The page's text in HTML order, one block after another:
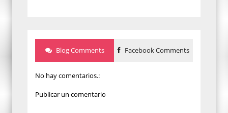
Blog Comments Facebook Comments
No hay comentarios.:
Publicar un comentario